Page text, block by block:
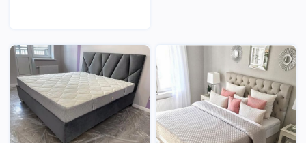
Vista